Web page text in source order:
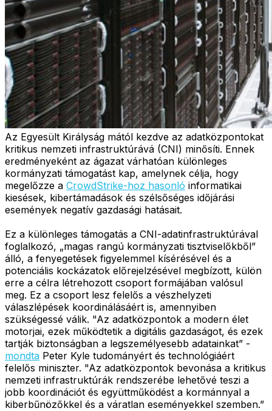
Az Egyesült Királyság mától kezdve az adatközpontokat
kritikus nemzeti infrastruktúrává (CNI) minősíti. Ennek
eredményeként az ágazat várhatóan különleges
kormányzati támogatást kap, amelynek célja, hogy
megelőzze a CrowdStrike-hoz hasonló informatikai
kiesések, kibertámadások és szélsőséges időjárási
események negatív gazdasági hatásait.
Ez a különleges támogatás a CNI-adatinfrastruktúrával
foglalkozó, „magas rangú kormányzati tisztviselőkből”
álló, a fenyegetések figyelemmel kísérésével és a
potenciális kockázatok előrejelzésével megbízott, külön
erre a célra létrehozott csoport formájában valósul
meg. Ez a csoport lesz felelős a vészhelyzeti
válaszlépések koordinálásáért is, amennyiben
szükségessé válik. "Az adatközpontok a modern élet
motorjai, ezek működtetik a digitális gazdaságot, és ezek
tartják biztonságban a legszemélyesebb adatainkat” -
mondta Peter Kyle tudományért és technológiáért
felelős miniszter. "Az adatközpontok bevonása a kritikus
nemzeti infrastruktúrák rendszerébe lehetővé teszi a
jobb koordinációt és együttműködést a kormánnyal a
kiberbűnözőkkel és a váratlan eseményekkel szemben.”